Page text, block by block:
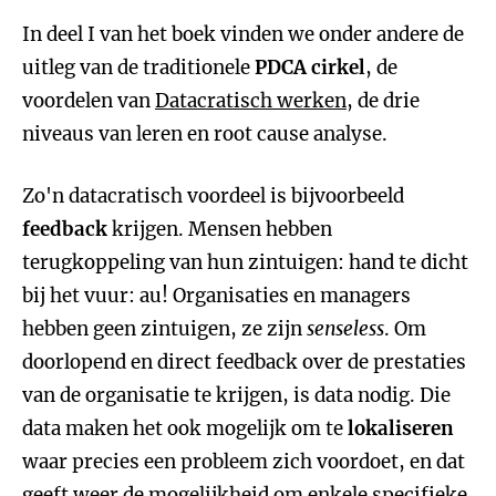
In deel I van het boek vinden we onder andere de
uitleg van de traditionelePDCA cirkel, de
voordelen vanDatacratisch werken, de drie
niveaus van leren en root cause analyse.
Zo'n datacratisch voordeel is bijvoorbeeld
feedbackkrijgen. Mensen hebben
terugkoppeling van hun zintuigen: hand te dicht
bij het vuur: au! Organisaties en managers
hebben geen zintuigen, ze zijnsenseless. Om
doorlopend en direct feedback over de prestaties
van de organisatie te krijgen, is data nodig. Die
data maken het ook mogelijk om telokaliseren
waar precies een probleem zich voordoet, en dat